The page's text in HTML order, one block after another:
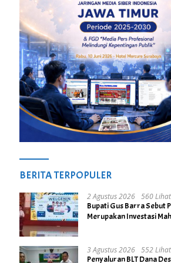
BERITA TERPOPULER
2 Agustus 2026
560 Lihat
Bupati Gus Barra Sebut
Merupakan Investasi
3 Agustus 2026
552 Lihat
Penyaluran BLT Dana